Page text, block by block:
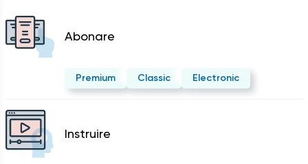
Abonare
Premium Classic Electronic
Instruire